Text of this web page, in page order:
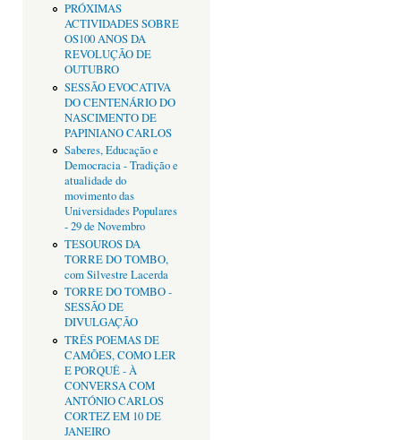
PRÓXIMAS
ACTIVIDADES SOBRE
OS100 ANOS DA
REVOLUÇÃO DE
OUTUBRO
SESSÃO EVOCATIVA
DO CENTENÁRIO DO
NASCIMENTO DE
PAPINIANO CARLOS
Saberes, Educação e
Democracia - Tradição e
atualidade do
movimento das
Universidades Populares
- 29 de Novembro
TESOUROS DA
TORRE DO TOMBO,
com Silvestre Lacerda
TORRE DO TOMBO -
SESSÃO DE
DIVULGAÇÃO
TRÊS POEMAS DE
CAMÕES, COMO LER
E PORQUÊ - À
CONVERSA COM
ANTÓNIO CARLOS
CORTEZ EM 10 DE
JANEIRO